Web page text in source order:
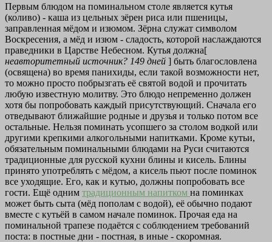
Первым блюдом на поминальном столе является кутья
(ко́ливо) - каша из цельных зёрен риса или пшеницы,
заправленная мёдом и изюмом. Зёрна служат символом
Воскресения, а мёд и изюм - сладость, которой наслаждаются
праведники в Царстве Небесном. Кутья должна[
неавторитетный источник? 149 дней ] быть благословлена
(освящена) во время панихиды, если такой возможности нет,
то можно просто побрызгать её святой водой и прочитать
любую известную молитву. Это блюдо непременно должен
хотя бы попробовать каждый присутствующий. Сначала его
отведывают ближайшие родные и друзья и только потом все
остальные. Нельзя поминать усопшего за столом водкой или
другими крепкими алкогольными напитками. Кроме кутьи,
обязательным поминальными блюдами на Руси считаются
традиционные для русской кухни блины и кисель. Блины
принято употреблять с мёдом, а кисель пьют после поминок
все уходящие. Его, как и кутью, должны попробовать все
гости. Ещё одним традиционным напитком на поминках
может быть сыта (мёд пополам с водой), её обычно подают
вместе с кутьёй в самом начале поминок. Прочая еда на
поминальной трапезе подаётся с соблюдением требований
поста: в постные дни - постная, в иные - скоромная.